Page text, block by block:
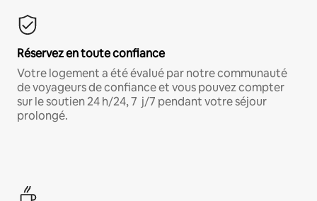
Réservez en toute confiance
Votre logement a été évalué par notre communauté
de voyageurs de confiance et vous pouvez compter
sur le soutien 24 h/24, 7 j/7 pendant votre séjour
prolongé.